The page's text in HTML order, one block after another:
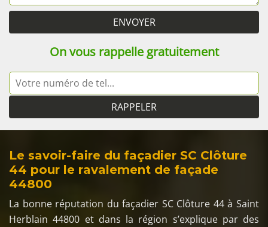
On vous rappelle gratuitement
Le savoir-faire du façadier SC Clôture
44 pour le ravalement de façade
44800
La bonne réputation du façadier SC Clôture 44 à Saint
Herblain 44800 et dans la région s’explique par des